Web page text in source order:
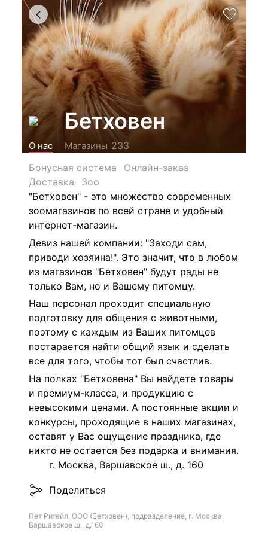
Бетховен
О нас Магазины 233
Бонусная система
Онлайн-заказ
Доставка
Зоо
"Бетховен" - это множество современных
зоомагазинов по всей стране и удобный
интернет-магазин.
Девиз нашей компании: "Заходи сам,
приводи хозяина!". Это значит, что в любом
из магазинов "Бетховен" будут рады не
только Вам, но и Вашему питомцу.
Наш персонал проходит специальную
подготовку для общения с животными,
поэтому с каждым из Ваших питомцев
постарается найти общий язык и сделать
все для того, чтобы тот был счастлив.
На полках "Бетховена" Вы найдете товары
и премиум-класса, и продукцию с
невысокими ценами. А постоянные акции и
конкурсы, проходящие в наших магазинах,
оставят у Вас ощущение праздника, где
никто не остается без подарка и внимания.
г. Москва, Варшавское ш., д. 160
Поделиться
Пет Ритейл, ООО (Бетховен), подразделение, г. Москва,
Варшавское ш., д.160